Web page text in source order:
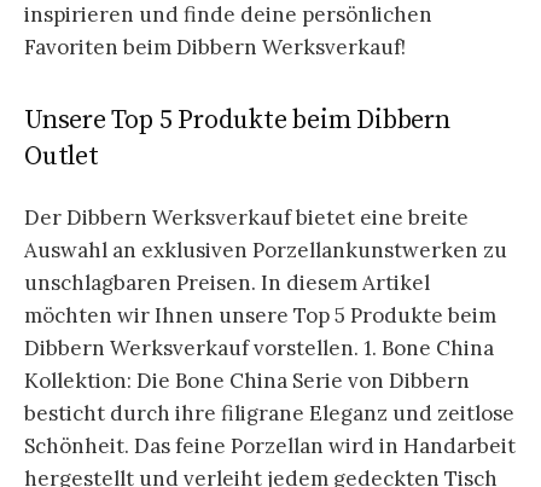
inspirieren und finde deine persönlichen
Favoriten beim Dibbern Werksverkauf!
Unsere Top 5 Produkte beim Dibbern
Outlet
Der Dibbern Werksverkauf bietet eine breite
Auswahl an exklusiven Porzellankunstwerken zu
unschlagbaren Preisen. In diesem Artikel
möchten wir Ihnen unsere Top 5 Produkte beim
Dibbern Werksverkauf vorstellen. 1. Bone China
Kollektion: Die Bone China Serie von Dibbern
besticht durch ihre filigrane Eleganz und zeitlose
Schönheit. Das feine Porzellan wird in Handarbeit
hergestellt und verleiht jedem gedeckten Tisch